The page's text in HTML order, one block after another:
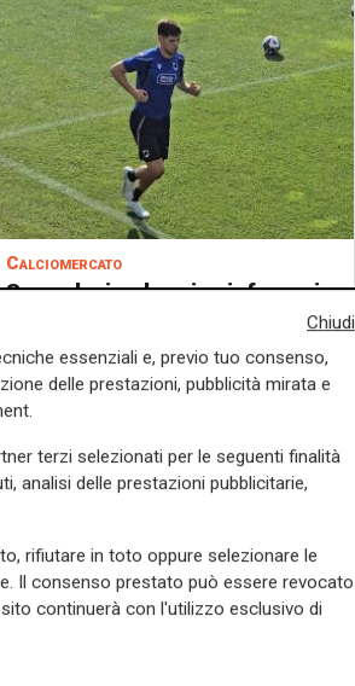
Calciomercato
Sampdoria, doppio rinforzo in
all'Oviedo, saluta anche Girelli
03/08/2026
Chiudi
essenziali e, previo tuo consenso,
delle prestazioni, pubblicità mirata e
terzi selezionati per le seguenti finalità
analisi delle prestazioni pubblicitarie,
rifiutare in toto oppure selezionare le
Il consenso prestato può essere revocato
continuerà con l'utilizzo esclusivo di